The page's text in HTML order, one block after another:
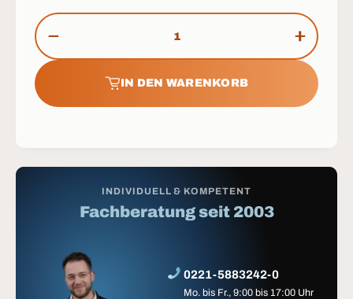
Anzahl
MENGE
IN DEN WARENKORB
INDIVIDUELL & KOMPETENT
Fachberatung seit 2003
0221-5883242-0
Mo. bis Fr., 9:00 bis 17:00 Uhr